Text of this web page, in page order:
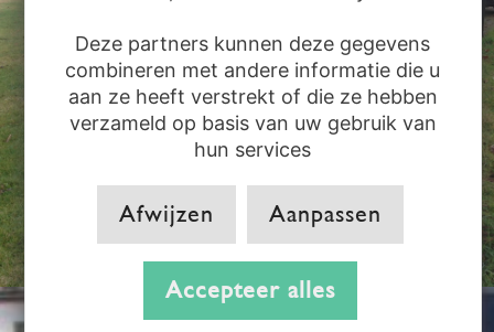
Deze partners kunnen deze gegevens
combineren met andere informatie die u
aan ze heeft verstrekt of die ze hebben
verzameld op basis van uw gebruik van
hun services
Afwijzen Aanpassen
Accepteer alles